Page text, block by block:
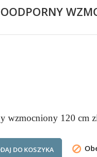
wzmocniony 120 cm
DO KOSZYKA 